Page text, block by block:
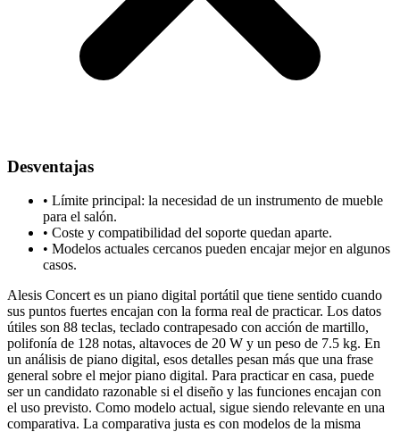
Desventajas
• Límite principal: la necesidad de un instrumento de mueble
para el salón.
• Coste y compatibilidad del soporte quedan aparte.
• Modelos actuales cercanos pueden encajar mejor en algunos
casos.
Alesis Concert es un piano digital portátil que tiene sentido cuando
sus puntos fuertes encajan con la forma real de practicar. Los datos
útiles son 88 teclas, teclado contrapesado con acción de martillo,
polifonía de 128 notas, altavoces de 20 W y un peso de 7.5 kg. En
un análisis de piano digital, esos detalles pesan más que una frase
general sobre el mejor piano digital. Para practicar en casa, puede
ser un candidato razonable si el diseño y las funciones encajan con
el uso previsto. Como modelo actual, sigue siendo relevante en una
comparativa. La comparativa justa es con modelos de la misma